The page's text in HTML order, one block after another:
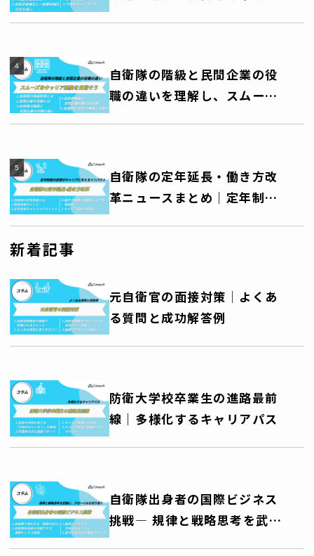
パスを徹底解説！
自衛隊の階級と民間企業の役
職の違いを理解し、スムーズ
なキャリア転換を目指そう
自衛隊の定年延長・働き方改
革ニュースまとめ｜定年制度
の変更がキャリアに与えるイ
新着記事
元自衛官の面接対策│よくあ
る質問と成功解答例
防衛大学校卒業生の進路最前
線｜多様化するキャリアパス
自衛隊出身者の国際ビジネス
挑戦― 規律と戦略思考を武器
に、グローバルキャリアを切